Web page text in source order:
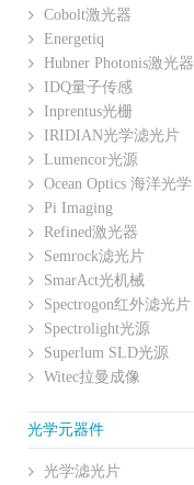
Cobolt激光器
Energetiq
Hubner Photonis激光器
IDQ量子传感
Inprentus光栅
IRIDIAN光学滤光片
Lumencor光源
Ocean Optics 海洋光学
Pi Imaging
Refined激光器
Semrock滤光片
SmarAct光机械
Spectrogon红外滤光片
Spectrolight光源
Superlum SLD光源
Witec拉曼成像
光学元器件
光学滤光片